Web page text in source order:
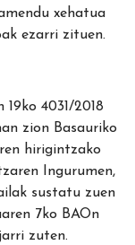
xehatua
ezarri zituen.
4031/2018
zion Basauriko
hirigintzako
Ingurumen,
sustatu zuen
7ko BAOn
zuten.